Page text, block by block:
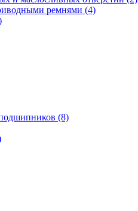
ремнями (4)
(8)